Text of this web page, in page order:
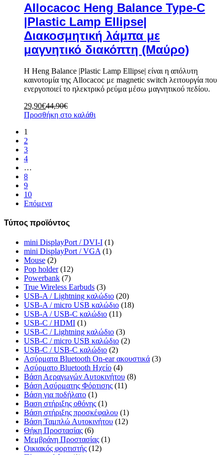
Allocacoc Heng Balance Type-C
|Plastic Lamp Ellipse|
Διακοσμητική λάμπα με
μαγνητικό διακόπτη (Μαύρο)
Η Heng Balance |Plastic Lamp Ellipse| είναι η απόλυτη
καινοτομία της Allocacoc με magnetic switch λειτουργία που
ενεργοποιεί το ηλεκτρικό ρεύμα μέσω μαγνητικού πεδίου.
29,90€44,90€
Προσθήκη στο καλάθι
1
2
3
4
…
8
9
10
Επόμενα
Τύπος προϊόντος
mini DisplayPort / DVI-I (1)
mini DisplayPort / VGA (1)
Mouse (2)
Pop holder (12)
Powerbank (7)
True Wireless Earbuds (3)
USB-A / Lightning καλώδιο (20)
USB-A / micro USB καλώδιο (18)
USB-A / USB-C καλώδιο (11)
USB-C / HDMI (1)
USB-C / Lightning καλώδιο (3)
USB-C / micro USB καλώδιο (2)
USB-C / USB-C καλώδιο (2)
Ασύρματα Bluetooth On-ear ακουστικά (3)
Ασύρματο Bluetooth Ηχείο (4)
Βάση Αεραγωγών Αυτοκινήτου (8)
Βάση Ασύρματης Φόρτισης (11)
Βάση για ποδήλατο (1)
Βαση στήριξης οθόνης (1)
Βάση στήριξης προσκέφαλου (1)
Βάση Ταμπλώ Αυτοκινήτου (12)
Θήκη Προστασίας (6)
Μεμβράνη Προστασίας (1)
Οικιακός φορτιστής (12)